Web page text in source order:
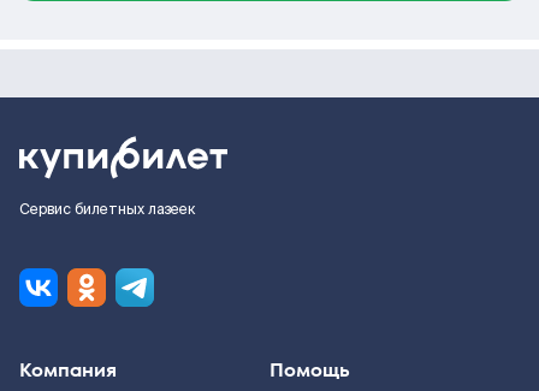
Сервис билетных лазеек
Компания Помощь